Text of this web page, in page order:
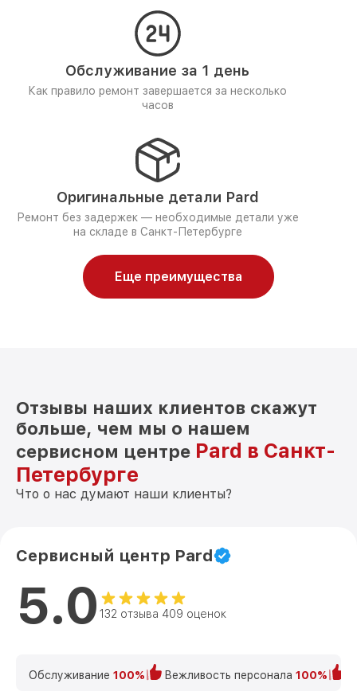
Обслуживание за 1 день
Как правило ремонт завершается за несколько
часов
Оригинальные детали Pard
Ремонт без задержек — необходимые детали уже
на складе в Санкт-Петербурге
Еще преимущества
Отзывы наших клиентов скажут
больше, чем мы о нашем
сервисном центре Pard в Санкт-
Петербурге
Что о нас думают наши клиенты?
Сервисный центр Pard
5.0 132 отзыва 409 оценок
Обслуживание 100% Вежливость персонала 100%